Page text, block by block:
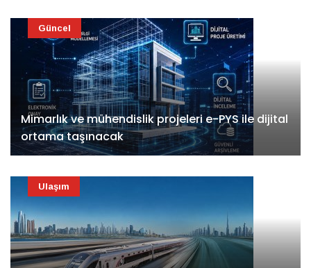
Mimarlık ve mühendislik projeleri e-PYS ile dijital
ortama taşınacak
Güncel
Ulaşım